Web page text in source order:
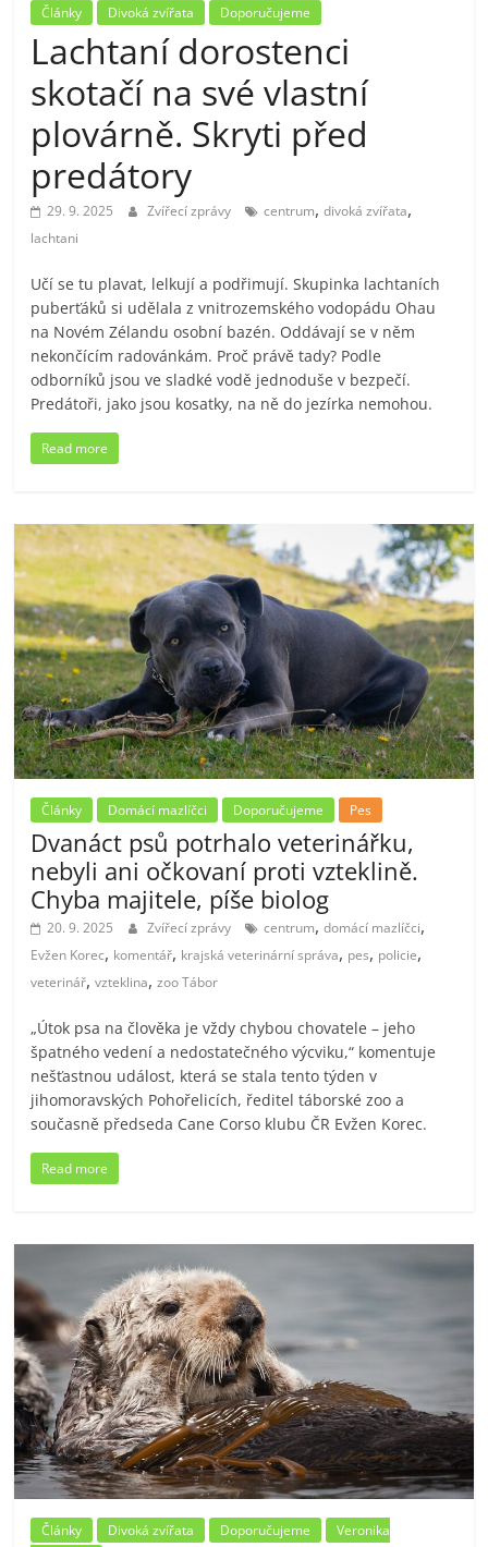
Články Divoká zvířata Doporučujeme
Lachtaní dorostenci
skotačí na své vlastní
plovárně. Skryti před
predátory
29. 9. 2025 Zvířecí zprávy centrum,divoká zvířata,
lachtani
Učí se tu plavat, lelkují a podřimují. Skupinka lachtaních
puberťáků si udělala z vnitrozemského vodopádu Ohau
na Novém Zélandu osobní bazén. Oddávají se v něm
nekončícím radovánkám. Proč právě tady? Podle
odborníků jsou ve sladké vodě jednoduše v bezpečí.
Predátoři, jako jsou kosatky, na ně do jezírka nemohou.
Read more
Články Domácí mazlíčci Doporučujeme Pes
Dvanáct psů potrhalo veterinářku,
nebyli ani očkovaní proti vzteklině.
Chyba majitele, píše biolog
20. 9. 2025 Zvířecí zprávy centrum,domácí mazlíčci,
Evžen Korec, komentář, krajská veterinární správa, pes, policie,
veterinář,vzteklina,zoo Tábor
„Útok psa na člověka je vždy chybou chovatele – jeho
špatného vedení a nedostatečného výcviku,“ komentuje
nešťastnou událost, která se stala tento týden v
jihomoravských Pohořelicích, ředitel táborské zoo a
současně předseda Cane Corso klubu ČR Evžen Korec.
Read more
Články Divoká zvířata Doporučujeme
Veronika